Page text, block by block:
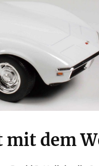
mit dem